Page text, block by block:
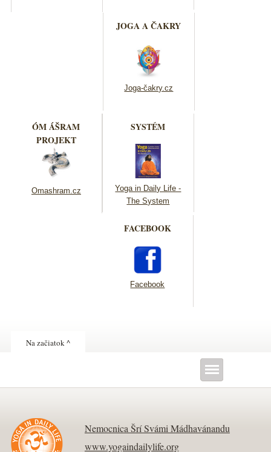
JOGA A ČAKRY
Joga-čakry.cz
ÓM ÁŠRAM
PROJEKT
Omashram.cz
SYSTÉM
Yoga in Daily Life -
The System
FACEBOOK
Facebook
Na začiatok ^
Nemocnica Šrí Svámi Mádhavánandu
www.yogaindailylife.org